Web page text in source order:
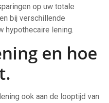
op uw totale
bij verschillende
hypothecaire lening.
en hoe
ook aan de looptijd van